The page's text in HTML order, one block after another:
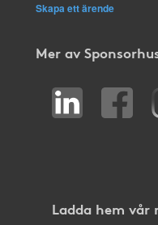
Skapa ett ärende
Mer av
Ladda hem vår